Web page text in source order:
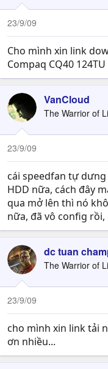
23/9/09
Cho mình xin link
Compaq CQ40
VanCloud
The Warrior of
23/9/09
cái speedfan tự
HDD nữa, cách đây
qua mở lên thì nó
nữa, đã vô config
dc tuan
The Warrior of
23/9/09
cho mình xin link tải
ơn nhiều...